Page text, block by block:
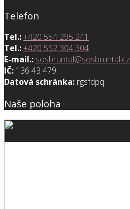
Telefon
Tel.:+420 554 295 241
Tel.:+420 552 304 304
E-mail.: sosbruntal@sosbruntal.cz
IČ: 136 43 479
Datová schránka: rgsfdpq
Naše poloha